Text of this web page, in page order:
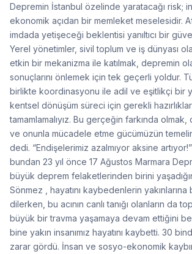
Depremin İstanbul özelinde yaratacağı risk;
ekonomik açıdan bir memleket meselesidir.
imdada yetişeceği beklentisi yanıltıcı bir
Yerel yönetimler, sivil toplum ve iş dünyası
etkin bir mekanizma ile katılmak, depremin
sonuçlarını önlemek için tek geçerli yoldur.
birlikte koordinasyonu ile adil ve eşitlikçi bir
kentsel dönüşüm süreci için gerekli
tamamlamalıyız. Bu gerçeğin farkında
ve onunla mücadele etme gücümüzün
dedi. “Endişelerimiz azalmıyor aksine
bundan 23 yıl önce 17 Ağustos Marmara
büyük deprem felaketlerinden birini
Sönmez , hayatını kaybedenlerin yakınlarına
dilerken, bu acının canlı tanığı olanların da
büyük bir travma yaşamaya devam ettiğini
bine yakın insanımız hayatını kaybetti. 30
zarar gördü. İnsan ve sosyo-ekonomik